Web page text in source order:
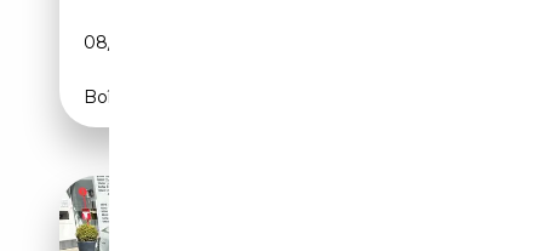
08/2024
Boîte automatique